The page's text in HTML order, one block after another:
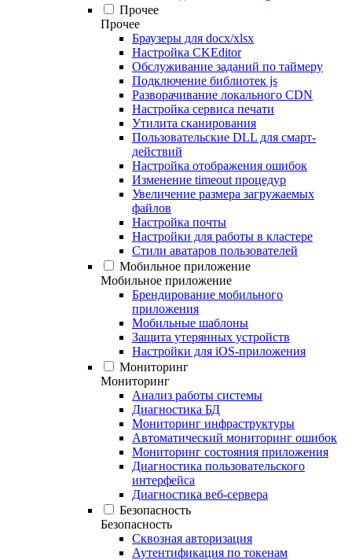
Прочее
Прочее
Браузеры для docx/xlsx
Настройка CKEditor
Обслуживание заданий по таймеру
Подключение библиотек js
Разворачивание локального CDN
Настройка сервиса печати
Утилита сканирования
Пользовательские DLL для смарт-
действий
Настройка отображения ошибок
Изменение timeout процедур
Увеличение размера загружаемых
файлов
Настройка почты
Настройки для работы в кластере
Стили аватаров пользователей
Мобильное приложение
Мобильное приложение
Брендирование мобильного
приложения
Мобильные шаблоны
Защита утерянных устройств
Настройки для iOS-приложения
Мониторинг
Мониторинг
Анализ работы системы
Диагностика БД
Мониторинг инфраструктуры
Автоматический мониторинг ошибок
Мониторинг состояния приложения
Диагностика пользовательского
интерфейса
Диагностика веб-сервера
Безопасность
Безопасность
Сквозная авторизация
Аутентификация по токенам